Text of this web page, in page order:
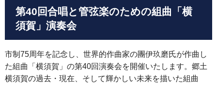
第40回合唱と管弦楽のための組曲「横
須賀」演奏会
市制75周年を記念し、世界的作曲家の團伊玖磨氏が作曲し
た組曲「横須賀」の第40回演奏会を開催いたします。郷土
横須賀の過去・現在、そして輝かしい未来を描いた組曲